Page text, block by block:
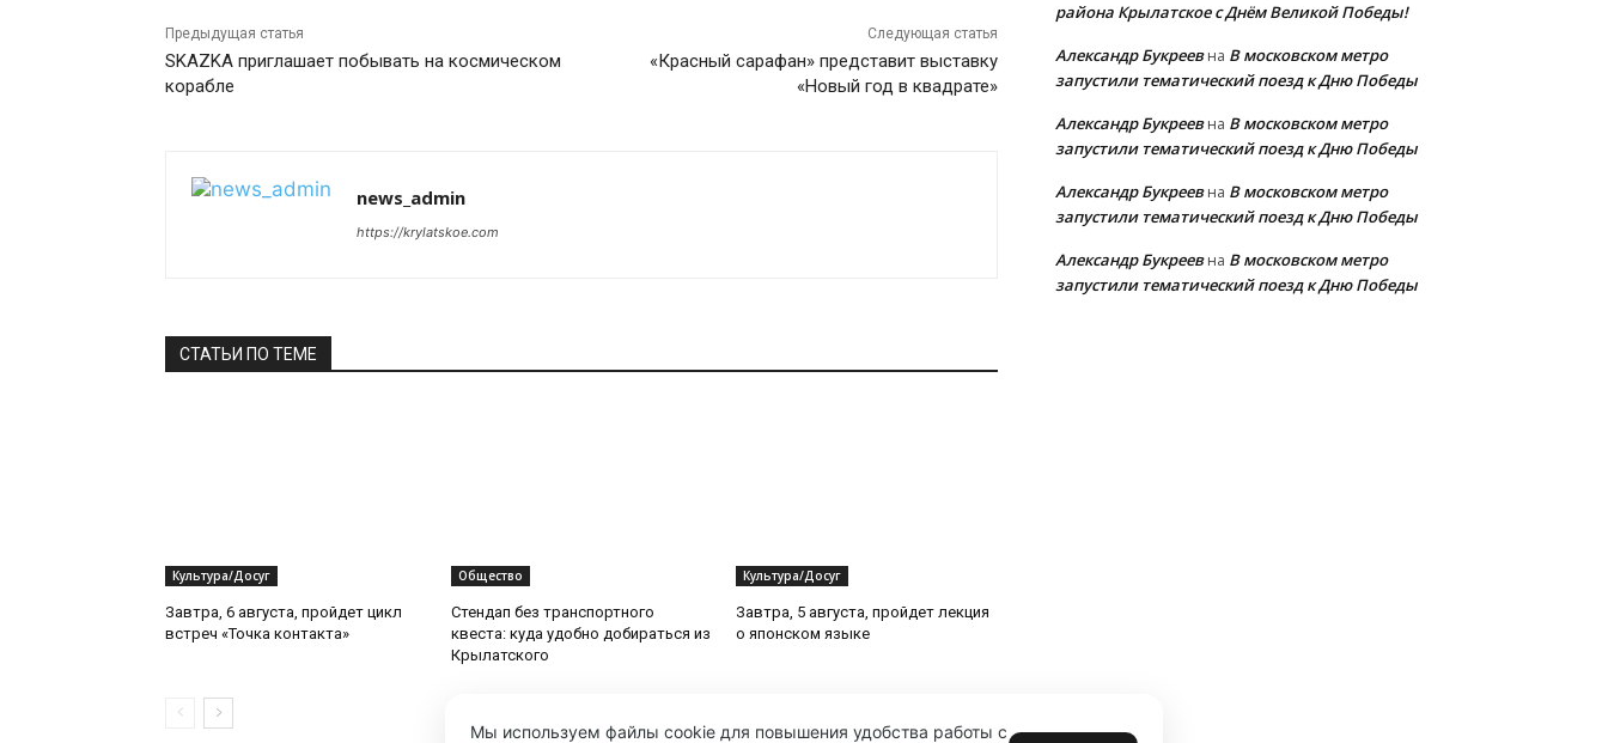
Предыдущая статья
SKAZKA приглашает побывать на космическом
корабле
Следующая статья
«Красный сарафан» представит выставку
«Новый год в квадрате»
news_admin
https://krylatskoe.com
СТАТЬИ ПО ТЕМЕ
Культура/Досуг
Завтра, 6 августа, пройдет цикл
встреч «Точка контакта»
Общество
Стендап без транспортного
квеста: куда удобно добираться из
Крылатского
Культура/Досуг
Завтра, 5 августа, пройдет лекция
о японском языке
района Крылатское с Днём Великой Победы!
Александр Букреевна В московском метро
запустили тематический поезд к Дню Победы
Александр Букреевна В московском метро
запустили тематический поезд к Дню Победы
Александр Букреевна В московском метро
запустили тематический поезд к Дню Победы
Александр Букреевна В московском метро
запустили тематический поезд к Дню Победы
Мы используем файлы cookie для повышения удобства работы с